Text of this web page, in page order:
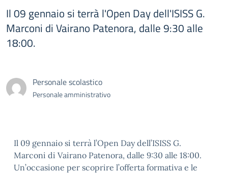
Il 09 gennaio si terrà l'Open Day dell'ISISS G.
Marconi di Vairano Patenora, dalle 9:30 alle
18:00.
Personale scolastico
Personale amministrativo
Il 09 gennaio si terrà l’Open Day dell’ISISS G.
Marconi di Vairano Patenora, dalle 9:30 alle 18:00.
Un’occasione per scoprire l’offerta formativa e le